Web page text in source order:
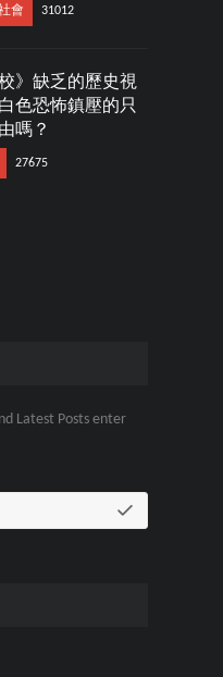
會 31012
校》缺乏的歷史視
色恐怖鎮壓的只
嗎？
27675
Latest Posts enter